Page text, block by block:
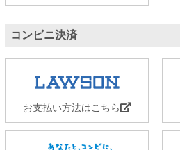
コンビニ決済
お支払い方法はこちら